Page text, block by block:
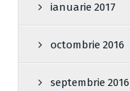
ianuarie 2017
octombrie 2016
septembrie 2016